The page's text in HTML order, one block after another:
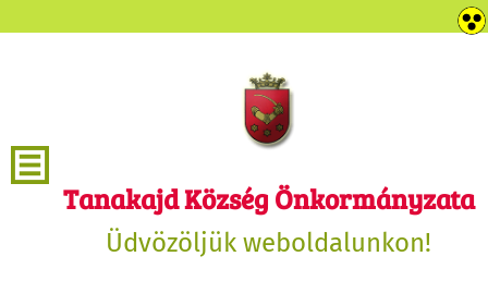
Tanakajd Község Önkormányzata
Üdvözöljük weboldalunkon!